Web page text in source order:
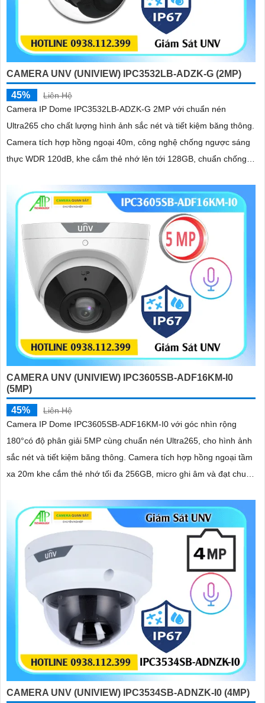
CAMERA UNV (UNIVIEW) IPC3532LB-ADZK-G (2MP)
45%
Liên Hệ
Camera IP Dome IPC3532LB-ADZK-G 2MP với chuẩn nén
Ultra265 cho chất lượng hình ảnh sắc nét và tiết kiệm băng thông.
Camera tích hợp hồng ngoại 40m, công nghệ chống ngược sáng
thực WDR 120dB, khe cắm thẻ nhớ lên tới 128GB, chuẩn chống
CAMERA UNV (UNIVIEW) IPC3605SB-ADF16KM-I0
(5MP)
45%
Liên Hệ
Camera IP Dome IPC3605SB-ADF16KM-I0 với góc nhìn rộng
180°có độ phân giải 5MP cùng chuẩn nén Ultra265, cho hình ảnh
sắc nét và tiết kiệm băng thông. Camera tích hợp hồng ngoại tầm
xa 20m khe cắm thẻ nhớ tối đa 256GB, micro ghi âm và đạt chuẩn
ẩm ướt
CAMERA UNV (UNIVIEW) IPC3534SB-ADNZK-I0 (4MP)